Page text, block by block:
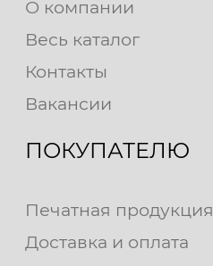
О компании
Весь каталог
Контакты
Вакансии
ПОКУПАТЕЛЮ
Печатная продукция
Доставка и оплата